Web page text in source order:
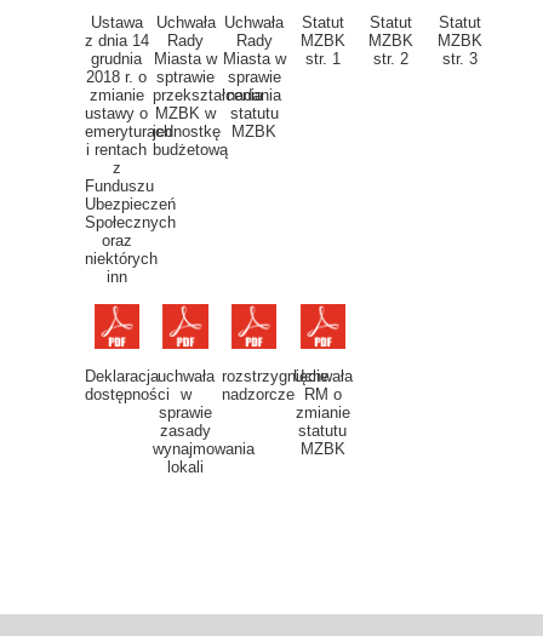
Ustawa
z dnia 14
grudnia
2018 r. o
zmianie
ustawy o
emeryturach
i rentach
z
Funduszu
Ubezpieczeń
Społecznych
oraz
niektórych
inn
Uchwała
Rady
Miasta w
sptrawie
przekształcenia
MZBK w
jednostkę
budżetową
Uchwała
Rady
Miasta w
sprawie
nadania
statutu
MZBK
Statut
MZBK
str. 1
Statut
MZBK
str. 2
Statut
MZBK
str. 3
Deklaracja
dostępności
uchwała
w
sprawie
zasady
wynajmowania
lokali
rozstrzygnięcie
nadzorcze
Uchwała
RM o
zmianie
statutu
MZBK